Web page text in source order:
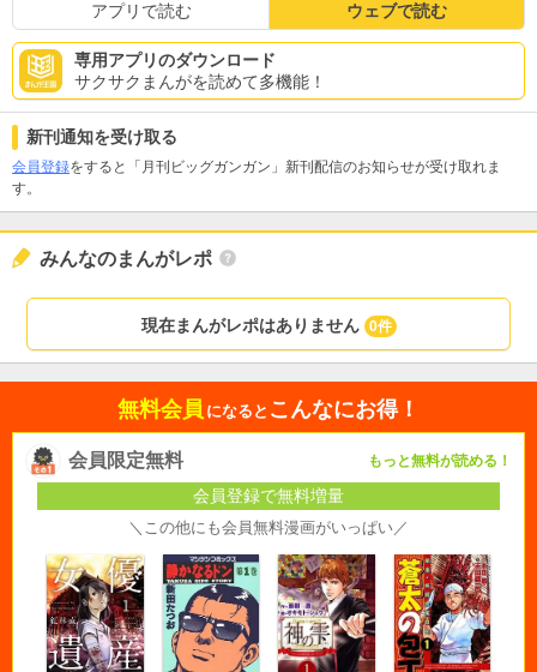
アプリで読む ウェブで読む
専用アプリのダウンロード
サクサクまんがを読めて多機能！
新刊通知を受け取る
会員登録をすると「月刊ビッグガンガン」新刊配信のお知らせが受け取れま
す。
みんなのまんがレポ
現在まんがレポはありません 0件
無料会員 になると こんなにお得！
会員限定無料 もっと無料が読める！
会員登録で無料増量
＼この他にも会員無料漫画がいっぱい／